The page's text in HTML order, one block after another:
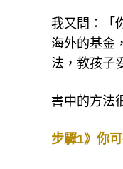
我又問：「
海外的基金
法，教孩子
書中的方法
步驟1》你